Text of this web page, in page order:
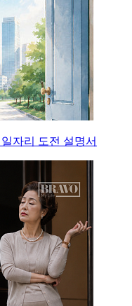
자리 도전 설명서